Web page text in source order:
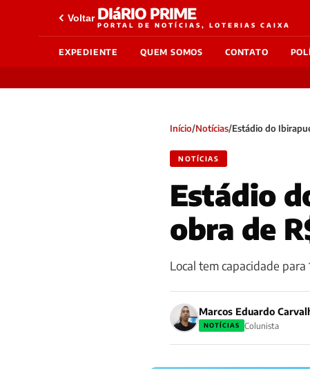
Voltar DIáRIO PRIME
PORTAL DE NOTÍCIAS, LOTERIAS CAIXA
EXPEDIENTE QUEM SOMOS CONTATO
Início/Notícias/Estádio do
NOTÍCIAS
Estádio
obra de
Local tem capacidade
Marcos Eduardo
NOTÍCIAS Colunista